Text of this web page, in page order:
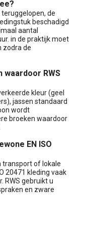
de
beschadigd
aantal
in de praktijk moet
zodra de
waardoor RWS
kleur (geel
jassen standaard
wordt
broeken waardoor
EN ISO
transport of lokale
20471 kleding vaak
RWS gebruikt u
en zware